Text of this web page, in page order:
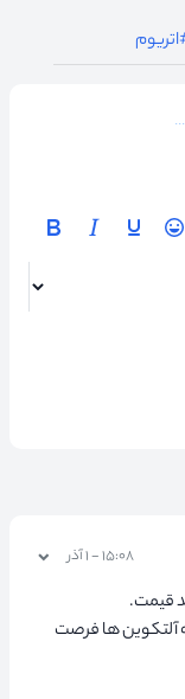
۱۵:۰۸ - ۱ آذر
قیمت.
آلتکوین ها فرصت